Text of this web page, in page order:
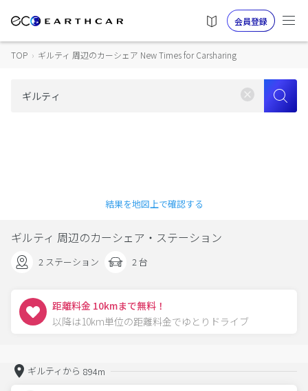
会員登録
TOP › ギルティ 周辺のカーシェア New Times for Carsharing
結果を地図上で確認する
ギルティ 周辺のカーシェア・ステーション
2 ステーション 2 台
距離料金 10kmまで無料！
以降は10km単位の距離料金でゆとりドライブ
ギルティから 894m